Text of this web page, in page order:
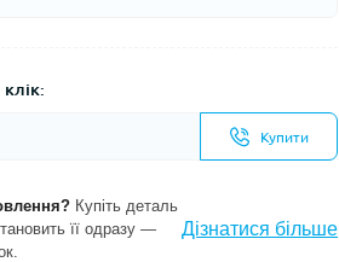
Купити
Купіть деталь
її одразу —
Дізнатися більше